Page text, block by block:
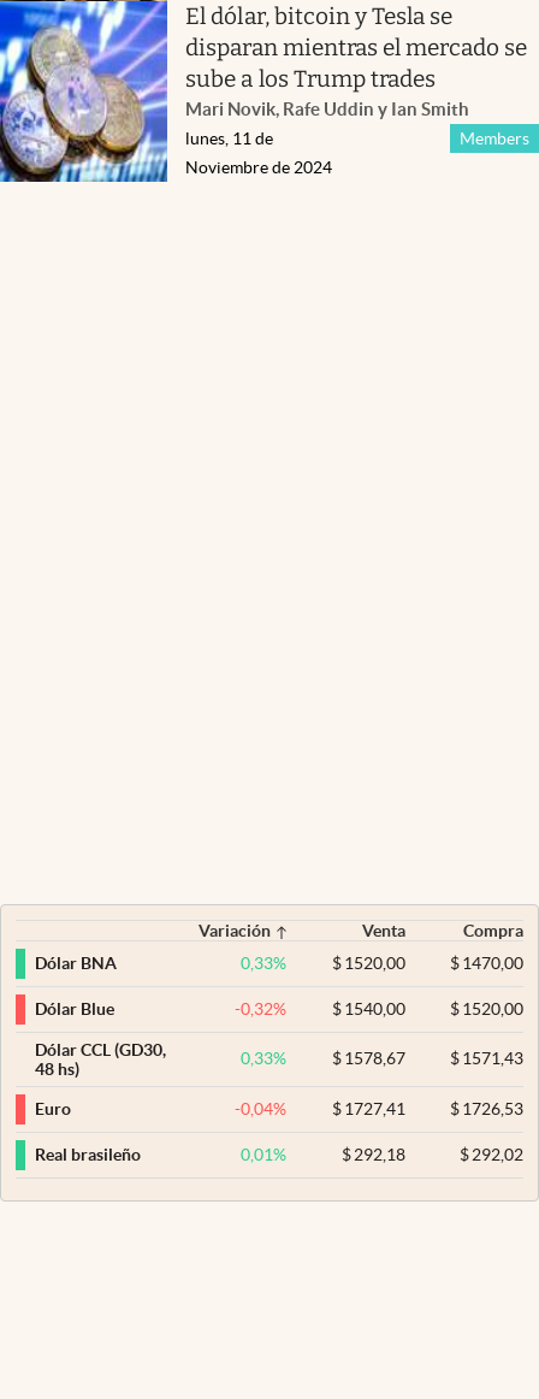
El dólar, bitcoin y Tesla se
disparan mientras el mercado se
sube a los Trump trades
Mari Novik, Rafe Uddin y Ian Smith
Members
lunes, 11 de
Noviembre de 2024
Variación Venta
Compra
Dólar BNA
0,33% $ 1520,00 $1470,00
Dólar Blue -0,32% $ 1540,00 $1520,00
Dólar CCL (GD30,
48 hs)
0,33% $ 1578,67 $1571,43
Euro -0,04% $ 1727,41 $1726,53
Real brasileño 0,01% $ 292,18 $292,02